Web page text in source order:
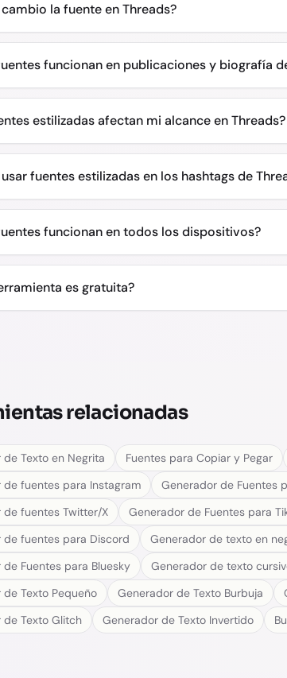
la fuente en Threads?
funcionan en publicaciones y biografía
estilizadas afectan mi alcance en Threads?
fuentes estilizadas en los hashtags de
funcionan en todos los dispositivos?
es gratuita?
relacionadas
Texto en Negrita Fuentes para Copiar y Pegar
de fuentes para Instagram
Generador de Fuentes
de fuentes Twitter/X
Generador de Fuentes para
de fuentes para Discord
Generador de texto en
Fuentes para Bluesky
Generador de texto
Texto Pequeño
Generador de Texto Burbuja
de Texto Glitch
Generador de Texto Invertido